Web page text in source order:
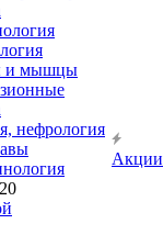
и мышцы
нефрология
Акции